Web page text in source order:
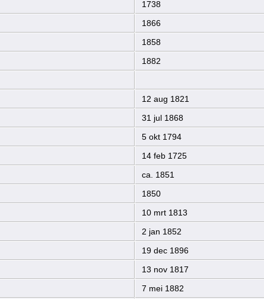
1738
1866
1858
1882
12 aug 1821
31 jul 1868
5 okt 1794
14 feb 1725
ca. 1851
1850
10 mrt 1813
2 jan 1852
19 dec 1896
13 nov 1817
7 mei 1882